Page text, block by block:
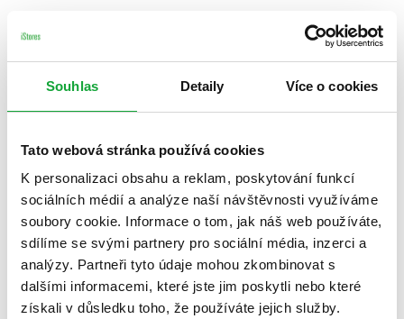
Souhlas Detaily Více o cookies
Tato webová stránka používá cookies
K personalizaci obsahu a reklam, poskytování funkcí
sociálních médií a analýze naší návštěvnosti využíváme
soubory cookie. Informace o tom, jak náš web používáte,
sdílíme se svými partnery pro sociální média, inzerci a
analýzy. Partneři tyto údaje mohou zkombinovat s
dalšími informacemi, které jste jim poskytli nebo které
získali v důsledku toho, že používáte jejich služby.